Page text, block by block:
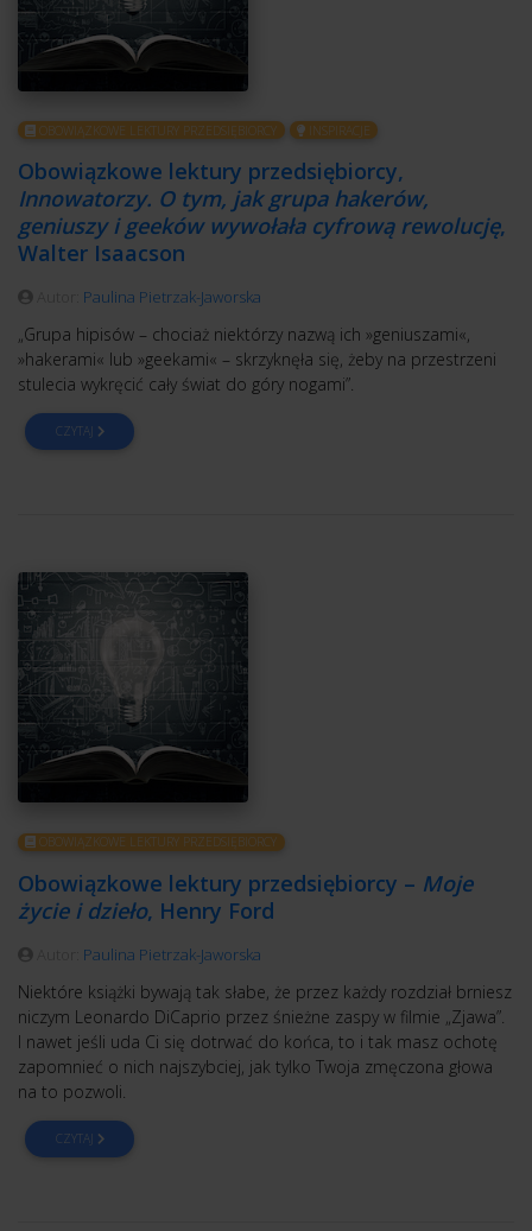
OBOWIĄZKOWE LEKTURY PRZEDSIĘBIORCY INSPIRACJE
Obowiązkowe lektury przedsiębiorcy,
Innowatorzy. O tym, jak grupa hakerów,
geniuszy i geeków wywołała cyfrową rewolucję,
Walter Isaacson
Paulina Pietrzak-Jaworska
„Grupa hipisów – chociaż niektórzy nazwą ich »geniuszami«,
»hakerami« lub »geekami« – skrzyknęła się, żeby na przestrzeni
stulecia wykręcić cały świat do góry nogami”.
CZYTAJ
OBOWIĄZKOWE LEKTURY PRZEDSIĘBIORCY
Obowiązkowe lektury przedsiębiorcy – Moje
życie i dzieło, Henry Ford
Paulina Pietrzak-Jaworska
Niektóre książki bywają tak słabe, że przez każdy rozdział brniesz
niczym Leonardo DiCaprio przez śnieżne zaspy w filmie „Zjawa”.
I nawet jeśli uda Ci się dotrwać do końca, to i tak masz ochotę
zapomnieć o nich najszybciej, jak tylko Twoja zmęczona głowa
na to pozwoli.
CZYTAJ